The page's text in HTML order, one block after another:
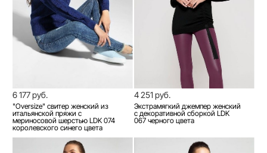
6 177 руб.
"Oversize" свитер женский из
итальянской пряжи с
мериносовой шерстью LDK 074
королевского синего цвета
4 251 руб.
Экстрамягкий джемпер женский
с декоративной сборкой LDK
067 черного цвета